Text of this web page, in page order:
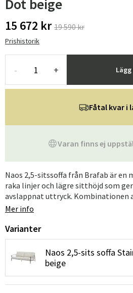
Dot beige
15 672 kr 19 590 kr
Prishistorik
- +
Varan finns ej
Fåtal kvar i
Naos 2,5-sitssoffa från Brafab är en
raka linjer och lägre sitthöjd som
avslappnat uttryck. Kombinationen
Mer info
Varianter
Naos 2,5-sits soffa
beige